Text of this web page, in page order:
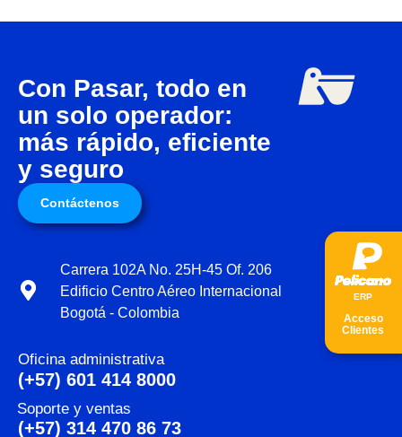
Con Pasar, todo en
un solo operador:
más rápido, eficiente
y seguro
Contáctenos
Carrera 102A No. 25H-45 Of. 206
Edificio Centro Aéreo Internacional
Bogotá - Colombia
Oficina administrativa
(+57) 601 414 8000
Soporte y ventas
(+57) 314 470 86 73
ERP
Acceso
Clientes